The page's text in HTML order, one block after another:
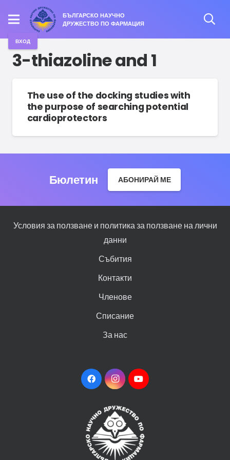
БЪЛГАРСКО НАУЧНО
ДРУЖЕСТВО ПО ФАРМАЦИЯ
ВХОД
3-thiazoline and 1
The use of the docking studies with
the purpose of searching potential
cardioprotectors
Бюлетин АБОНИРАЙ МЕ
Условия за ползване и политика за ползване на лични
данни
Събития
Контакти
Членове
Списание
За нас